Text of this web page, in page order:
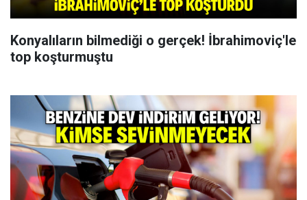
Konyalıların bilmediği o gerçek! İbrahimoviç'le
top koşturmuştu